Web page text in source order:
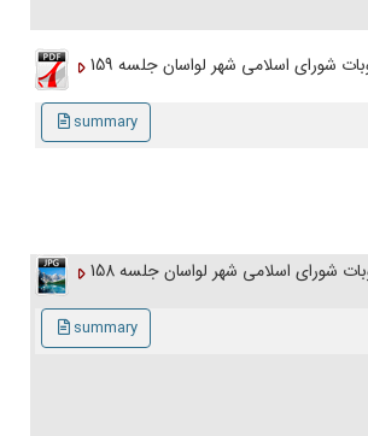
شورای اسلامی شهر لواسان جلسه 159
summary
شورای اسلامی شهر لواسان جلسه 158
summary